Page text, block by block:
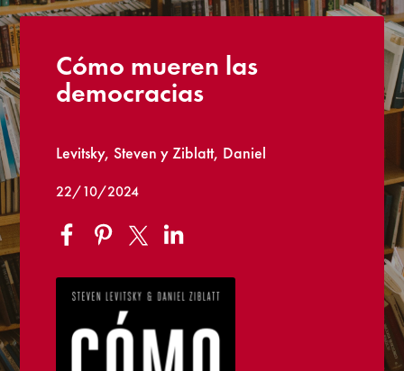
Cómo mueren las
democracias
Levitsky, Steven y Ziblatt, Daniel
22/10/2024